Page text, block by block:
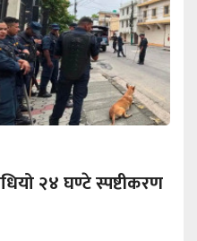
२४ घण्टे स्पष्टीकरण